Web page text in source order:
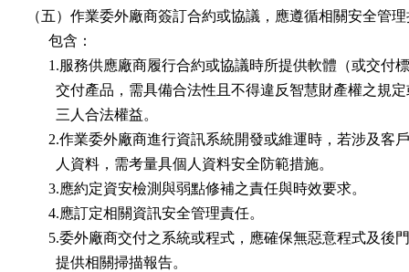
（五）作業委外廠商簽訂合約或協議，應遵循相關安全管
      包含：
1.服務供應廠商履行合約或協議時所提供軟體（或交付
交付產品，需具備合法性且不得違反智慧財產權之規
        三人合法權益。
2.作業委外廠商進行資訊系統開發或維運時，若涉及客
        人資料，需考量具個人資料安全防範措施。
      3.應約定資安檢測與弱點修補之責任與時效要求。
      4.應訂定相關資訊安全管理責任。
5.委外廠商交付之系統或程式，應確保無惡意程式及後
        提供相關掃描報告。